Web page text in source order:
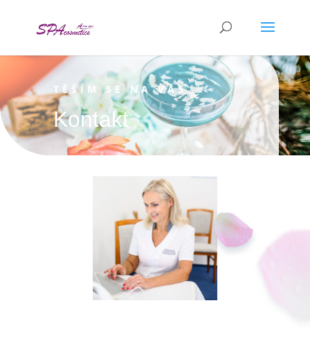
TĚŠÍM SE NA VÁS
Kontakt